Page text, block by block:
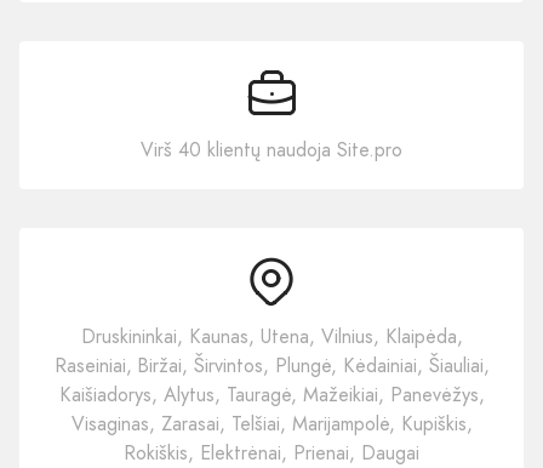
Virš 40 klientų naudoja Site.pro
Druskininkai, Kaunas, Utena, Vilnius, Klaipėda,
Raseiniai, Biržai, Širvintos, Plungė, Kėdainiai, Šiauliai,
Kaišiadorys, Alytus, Tauragė, Mažeikiai, Panevėžys,
Visaginas, Zarasai, Telšiai, Marijampolė, Kupiškis,
Rokiškis, Elektrėnai, Prienai, Daugai